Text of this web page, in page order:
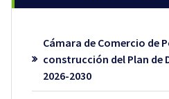
Cámara de Comercio de
construcción del Plan de
2026-2030